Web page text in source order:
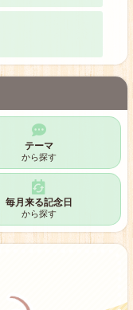
テーマ
から探す
毎月来る記念日
から探す